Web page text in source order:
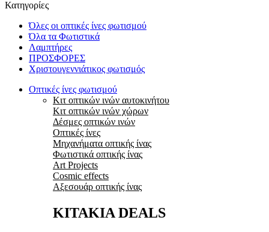
Κατηγορίες
Όλες οι οπτικές ίνες φωτισμού
Όλα τα Φωτιστικά
Λαμπτήρες
ΠΡΟΣΦΟΡΕΣ
Χριστουγεννιάτικος φωτισμός
Οπτικές ίνες φωτισμού
Κιτ οπτικών ινών αυτοκινήτου
Κιτ οπτικών ινών χώρων
Δέσμες οπτικών ινών
Οπτικές ίνες
Μηχανήματα οπτικής ίνας
Φωτιστικά οπτικής ίνας
Art Projects
Cosmic effects
Αξεσουάρ οπτικής ίνας
ΚΙΤΑΚΙΑ DEALS